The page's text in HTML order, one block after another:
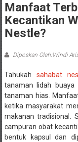
Manfaat
Kecantikan
Nestle?
Diposkan Oleh:Windi
Tahukah sahabat
tanaman lidah
tanaman hias.
ketika masyarakat
makanan tradisional.
campuran obat
bentuk kapsul dan